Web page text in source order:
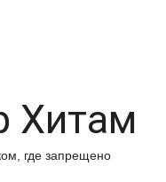
Хитам
где запрещено